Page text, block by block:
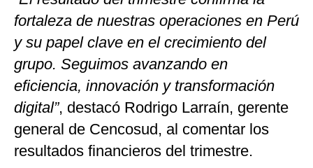
fortaleza de nuestras operaciones en Perú
y su papel clave en el crecimiento del
grupo. Seguimos avanzando en
eficiencia, innovación y transformación
digital”, destacó Rodrigo Larraín, gerente
general de Cencosud, al comentar los
resultados financieros del trimestre.